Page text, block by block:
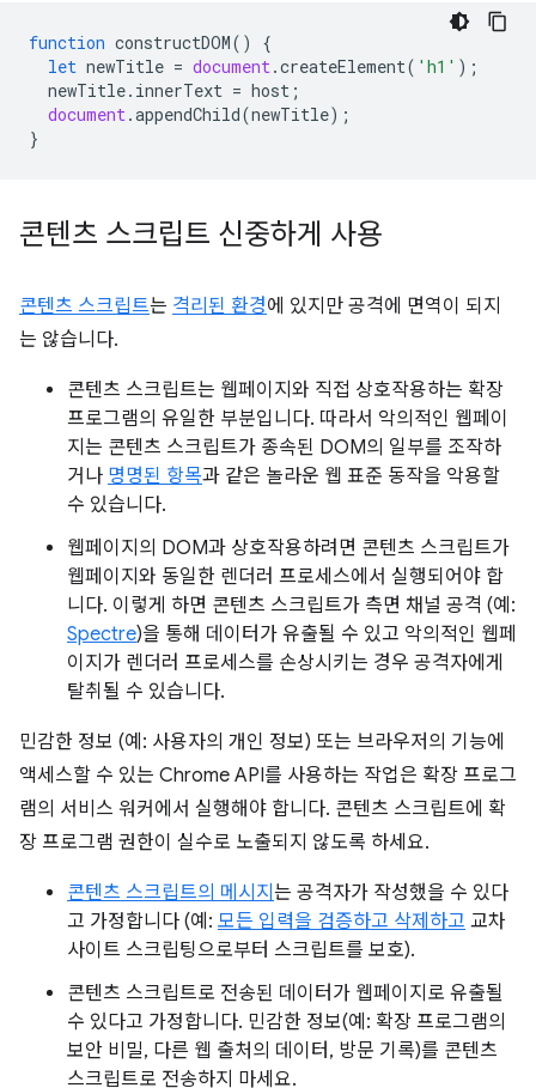
function constructDOM()
{
let newTitle = document.createElement( 'h1' );
newTitle. innerText = host ;
document.appendChild(newTitle);
}
콘텐츠 스크립트 신중하게 사용
콘텐츠 스크립트는 격리된 환경에 있지만 공격에 면역이 되지
는 않습니다.
콘텐츠 스크립트는 웹페이지와 직접 상호작용하는 확장
프로그램의 유일한 부분입니다. 따라서 악의적인 웹페이
지는 콘텐츠 스크립트가 종속된 DOM의 일부를 조작하
거나 명명된 항목과 같은 놀라운 웹 표준 동작을 악용할
수 있습니다.
웹페이지의 DOM과 상호작용하려면 콘텐츠 스크립트가
웹페이지와 동일한 렌더러 프로세스에서 실행되어야 합
니다. 이렇게 하면 콘텐츠 스크립트가 측면 채널 공격 (예:
Spectre)을 통해 데이터가 유출될 수 있고 악의적인 웹페
이지가 렌더러 프로세스를 손상시키는 경우 공격자에게
탈취될 수 있습니다.
민감한 정보 (예: 사용자의 개인 정보) 또는 브라우저의 기능에
액세스할 수 있는 Chrome API를 사용하는 작업은 확장 프로그
램의 서비스 워커에서 실행해야 합니다. 콘텐츠 스크립트에 확
장 프로그램 권한이 실수로 노출되지 않도록 하세요.
콘텐츠 스크립트의 메시지 는 공격자가 작성했을 수 있다
고 가정합니다 (예: 모든 입력을 검증하고 삭제하고 교차
사이트 스크립팅으로부터 스크립트를 보호).
콘텐츠 스크립트로 전송된 데이터가 웹페이지로 유출될
수 있다고 가정합니다. 민감한 정보(예: 확장 프로그램의
보안 비밀, 다른 웹 출처의 데이터, 방문 기록)를 콘텐츠
스크립트로 전송하지 마세요.